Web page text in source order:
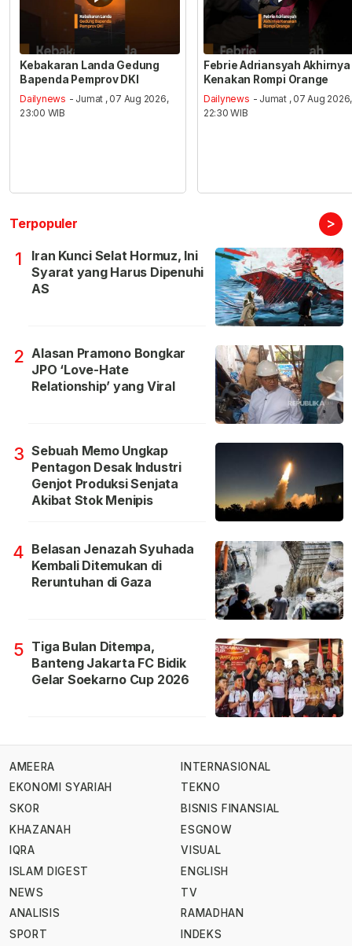
Kebakaran Landa Gedung
Bapenda Pemprov DKI
Dailynews - Jumat , 07 Aug 2026,
23:00 WIB
Febrie Adriansyah Akhirnya
Kenakan Rompi Orange
Dailynews - Jumat , 07 Aug 2026,
22:30 WIB
Terpopuler >
1
Iran Kunci Selat Hormuz, Ini
Syarat yang Harus Dipenuhi
AS
2 Alasan Pramono Bongkar
JPO ‘Love-Hate
Relationship’ yang Viral
3 Sebuah Memo Ungkap
Pentagon Desak Industri
Genjot Produksi Senjata
Akibat Stok Menipis
4 Belasan Jenazah Syuhada
Kembali Ditemukan di
Reruntuhan di Gaza
5 Tiga Bulan Ditempa,
Banteng Jakarta FC Bidik
Gelar Soekarno Cup 2026
AMEERA
EKONOMI SYARIAH
SKOR
KHAZANAH
IQRA
ISLAM DIGEST
NEWS
ANALISIS
SPORT
INTERNASIONAL
TEKNO
BISNIS FINANSIAL
ESGNOW
VISUAL
ENGLISH
TV
RAMADHAN
INDEKS